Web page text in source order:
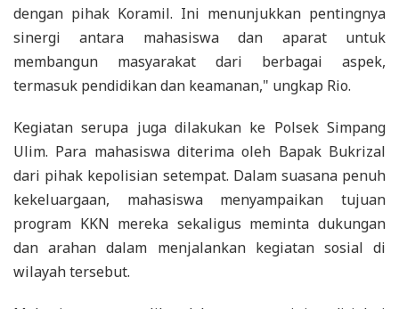
dengan pihak Koramil. Ini menunjukkan pentingnya
sinergi antara mahasiswa dan aparat untuk
membangun masyarakat dari berbagai aspek,
termasuk pendidikan dan keamanan," ungkap Rio.
Kegiatan serupa juga dilakukan ke Polsek Simpang
Ulim. Para mahasiswa diterima oleh Bapak Bukrizal
dari pihak kepolisian setempat. Dalam suasana penuh
kekeluargaan, mahasiswa menyampaikan tujuan
program KKN mereka sekaligus meminta dukungan
dan arahan dalam menjalankan kegiatan sosial di
wilayah tersebut.